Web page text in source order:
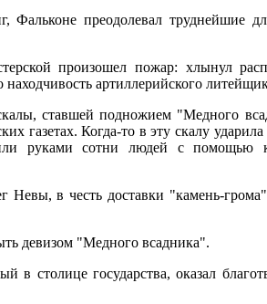
Фальконе преодолевал труднейшие
произошел пожар: хлынул
артиллерийского
ставшей подножием "Медного
газетах. Когда-то в эту скалу
руками сотни людей с
Невы, в честь доставки "камень-
девизом "Медного всадника".
в столице государства, оказал